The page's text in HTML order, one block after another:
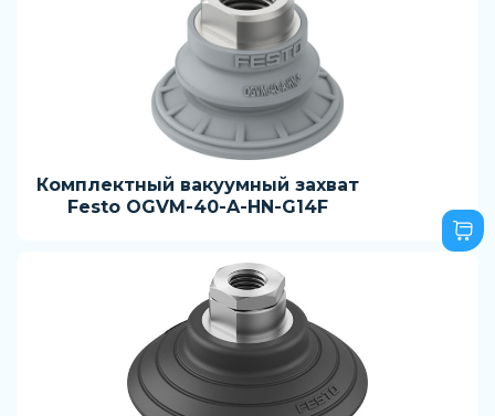
Комплектный вакуумный захват
Festo OGVM-40-A-HN-G14F